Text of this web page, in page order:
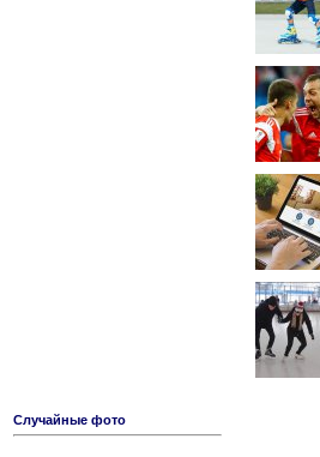
Случайные фото